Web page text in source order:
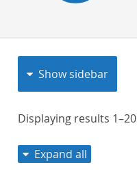
Show sidebar
Displaying results 1–20
Expand all